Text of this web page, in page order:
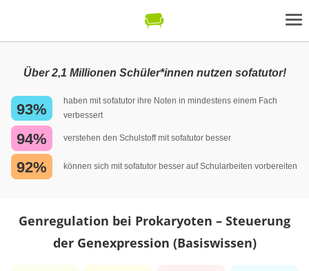
Über 2,1 Millionen Schüler*innen nutzen sofatutor!
93%
haben mit sofatutor ihre Noten in mindestens einem Fach
verbessert
94% verstehen den Schulstoff mit sofatutor besser
92% können sich mit sofatutor besser auf Schularbeiten vorbereiten
Genregulation bei Prokaryoten – Steuerung
der Genexpression (Basiswissen)